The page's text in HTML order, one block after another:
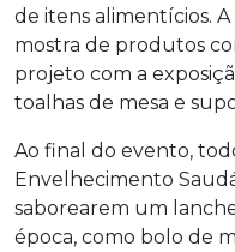
de itens alimentícios.
mostra de produtos
projeto com a
toalhas de mesa e
Ao final do evento,
Envelhecimento
saborearem um
época, como bolo de